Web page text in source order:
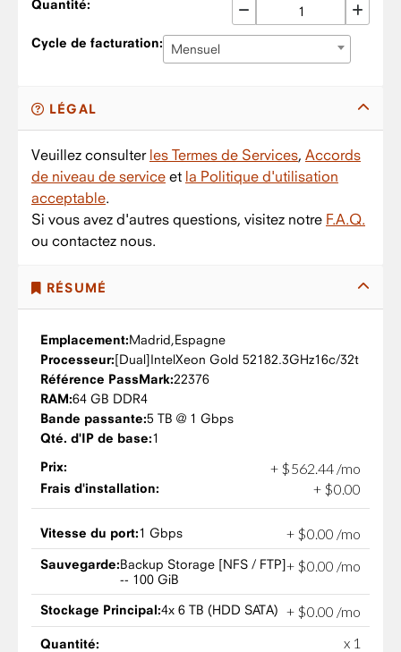
Quantité:
Cycle de facturation: Mensuel
LÉGAL
Veuillez consulter les Termes de Services, Accords
de niveau de service et la Politique d'utilisation
acceptable.
Si vous avez d'autres questions, visitez notre F.A.Q.
ou contactez nous.
RÉSUMÉ
Emplacement:Madrid,Espagne
Processeur:
IntelXeon Gold 52182.3GHz16c/32t
Référence PassMark:22376
RAM:64 GB DDR4
Bande passante:5 TB @ 1 Gbps
Qté. d'IP de base:1
Prix:
+ $562 44 /mo
Frais d'installation: + $0.00
Vitesse du port:1 Gbps + $0.00 /mo
Sauvegarde:Backup Storage [NFS / FTP]
-- 100 GiB
+ $0.00 /mo
Stockage Principal:4x 6 TB (HDD SATA) + $0.00 /mo
Quantité: x 1